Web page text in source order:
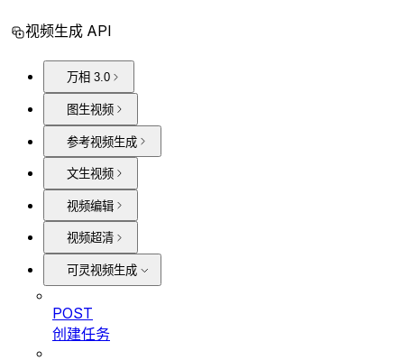
视频生成 API
万相 3.0
图生视频
参考视频生成
文生视频
视频编辑
视频超清
可灵视频生成
POST
创建任务